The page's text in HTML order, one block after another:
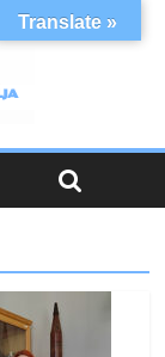
Translate »